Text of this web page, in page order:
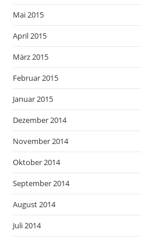
Mai 2015
April 2015
März 2015
Februar 2015
Januar 2015
Dezember 2014
November 2014
Oktober 2014
September 2014
August 2014
Juli 2014